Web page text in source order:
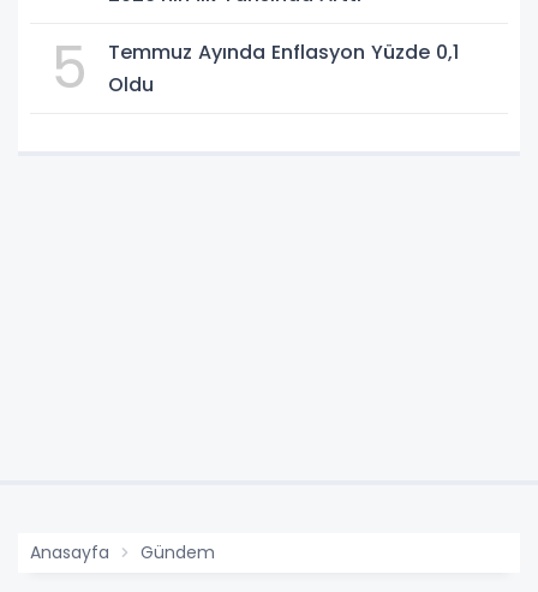
5
Temmuz Ayında Enflasyon Yüzde 0,1
Oldu
Anasayfa Gündem